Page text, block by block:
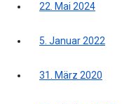
22. Mai 2024
5. Januar 2022
31. März 2020